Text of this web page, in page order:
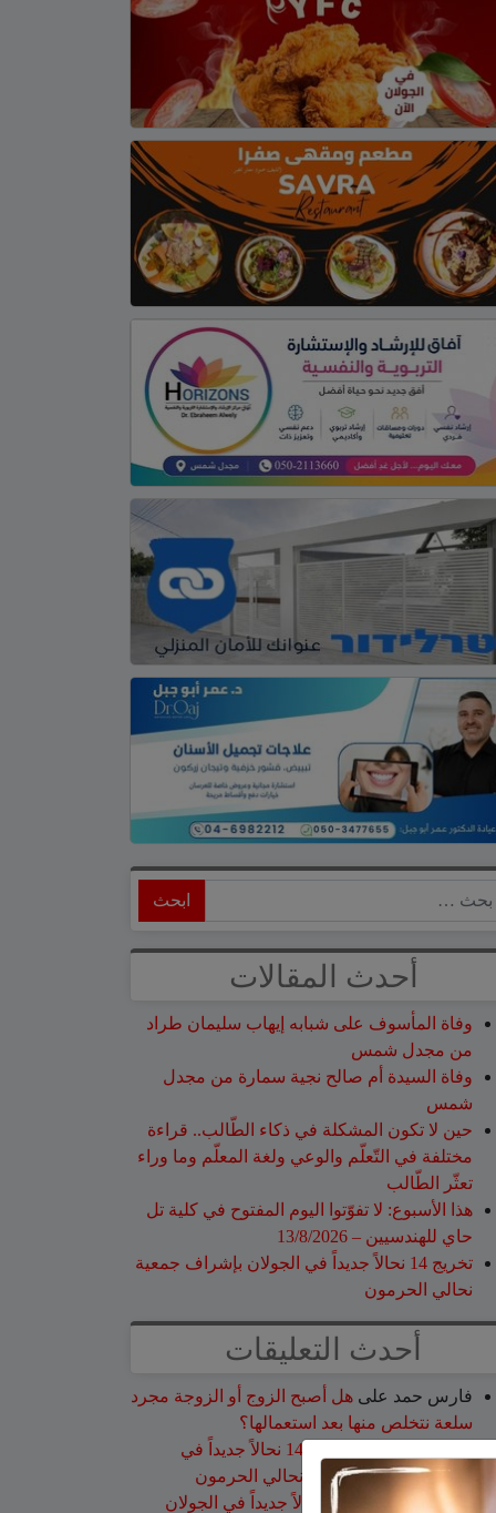
أحدث المقالات
وفاة المأسوف على شبابه إيهاب سليمان طراد
من مجدل شمس
وفاة السيدة أم صالح نجية سمارة من مجدل
شمس
حين لا تكون المشكلة في ذكاء الطّالب.. قراءة
مختلفة في التّعلّم والوعي ولغة المعلّم وما وراء
تعثّر الطّالب
هذا الأسبوع: لا تفوّتوا اليوم المفتوح في كلية تل
حاي للهندسيين – 13/8/2026
تخريج 14 نحالاً جديداً في الجولان بإشراف جمعية
نحالي الحرمون
أحدث التعليقات
فارس حمد على هل أصبح الزوج أو الزوجة مجرد
سلعة نتخلص منها بعد استعمالها؟
تخريج 14 نحالاً جديداً في
الجولان بإشراف جمعية نحالي الحرمون
عزاتعلى
تخريج 14 نحالاً جديداً في الجولان